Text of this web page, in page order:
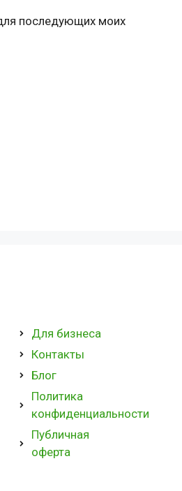
последующих моих
Для бизнеса
Контакты
Блог
Политика
конфиденциальности
Публичная
оферта